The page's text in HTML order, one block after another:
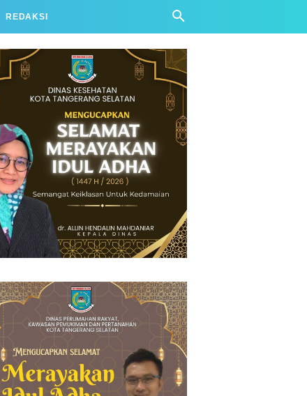
REDAKSI